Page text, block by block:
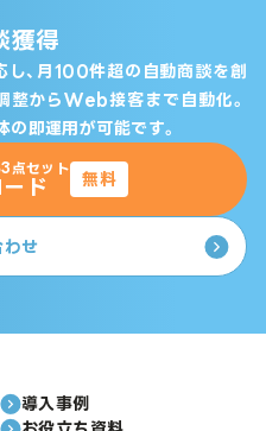
獲得
し、月100件超の自動商談を創
整からWeb接客まで自動化。
の即運用が可能です。
3点セット
ド 無料
わせ
導入事例